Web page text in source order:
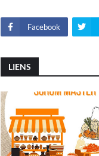
Facebook
LIENS